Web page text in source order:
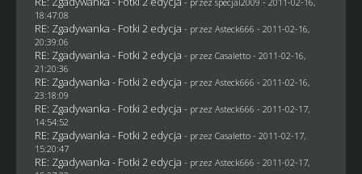
18:47:08
RE: Zgadywanka - Fotki 2 edycja - przez Asteck666 - 2011-02-16,
20:39:06
RE: Zgadywanka - Fotki 2 edycja - przez Casaletto- 2011-02-16,
21:20:36
RE: Zgadywanka - Fotki 2 edycja - przez Asteck666 - 2011-02-16,
23:18:09
RE: Zgadywanka - Fotki 2 edycja - przez Asteck666 - 2011-02-17,
14:54:52
RE: Zgadywanka - Fotki 2 edycja - przez Casaletto- 2011-02-17,
15:20:47
RE: Zgadywanka - Fotki 2 edycja - przez Asteck666 - 2011-02-17,